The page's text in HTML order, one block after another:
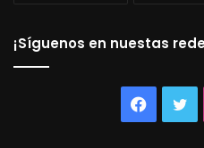
¡Síguenos en nuestas